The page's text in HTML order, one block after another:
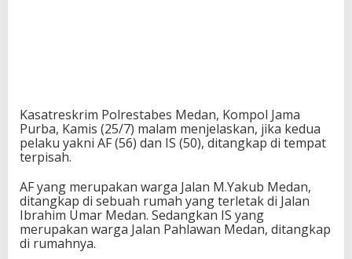
Kasatreskrim Polrestabes Medan, Kompol Jama
Purba, Kamis (25/7) malam menjelaskan, jika kedua
pelaku yakni AF (56) dan IS (50), ditangkap di tempat
terpisah.
AF yang merupakan warga Jalan M.Yakub Medan,
ditangkap di sebuah rumah yang terletak di Jalan
Ibrahim Umar Medan. Sedangkan IS yang
merupakan warga Jalan Pahlawan Medan, ditangkap
di rumahnya.